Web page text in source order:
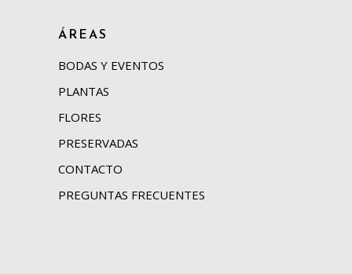
ÁREAS
BODAS Y EVENTOS
PLANTAS
FLORES
PRESERVADAS
CONTACTO
PREGUNTAS FRECUENTES